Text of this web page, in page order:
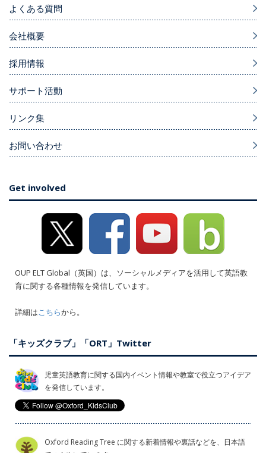
よくある質問
会社概要
採用情報
サポート活動
リンク集
お問い合わせ
Get involved
OUP ELT Global（英国）は、ソーシャルメディアを活用して英語教
育に関する各種情報を発信しています。
詳細はこちらから。
「キッズクラブ」「ORT」Twitter
児童英語教育に関する国内イベント情報や教室で役立つアイデア
を発信しています。
Oxford Reading Tree に関する新着情報や裏話などを、日本語